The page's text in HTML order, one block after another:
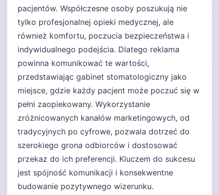
pacjentów. Współczesne osoby poszukują nie
tylko profesjonalnej opieki medycznej, ale
również komfortu, poczucia bezpieczeństwa i
indywidualnego podejścia. Dlatego reklama
powinna komunikować te wartości,
przedstawiając gabinet stomatologiczny jako
miejsce, gdzie każdy pacjent może poczuć się w
pełni zaopiekowany. Wykorzystanie
zróżnicowanych kanałów marketingowych, od
tradycyjnych po cyfrowe, pozwala dotrzeć do
szerokiego grona odbiorców i dostosować
przekaz do ich preferencji. Kluczem do sukcesu
jest spójność komunikacji i konsekwentne
budowanie pozytywnego wizerunku.